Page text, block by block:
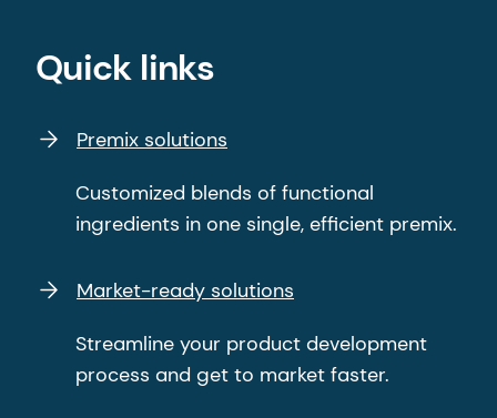
Quick links
Premix solutions
Customized blends of functional
ingredients in one single, efficient premix.
Market-ready solutions
Streamline your product development
process and get to market faster.